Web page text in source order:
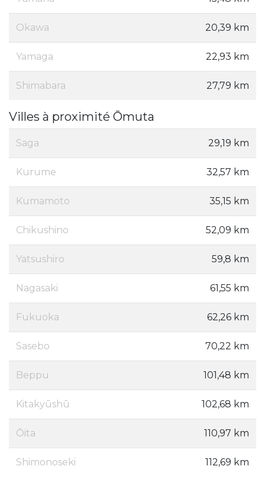
Okawa 20,39 km
Yamaga 22,93 km
Shimabara 27,79 km
Villes à proximité Ōmuta
Saga 29,19 km
Kurume 32,57 km
Kumamoto 35,15 km
Chikushino 52,09 km
Yatsushiro 59,8 km
Nagasaki 61,55 km
Fukuoka 62,26 km
Sasebo 70,22 km
Beppu 101,48 km
Kitakyūshū 102,68 km
Ōita 110,97 km
Shimonoseki 112,69 km